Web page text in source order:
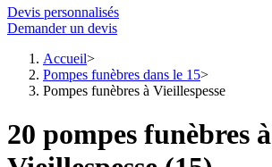
Devis personnalisés
Demander un devis
Accueil
Pompes funèbres dans le 15
Pompes funèbres à Vieillespesse
20 pompes funèbres à